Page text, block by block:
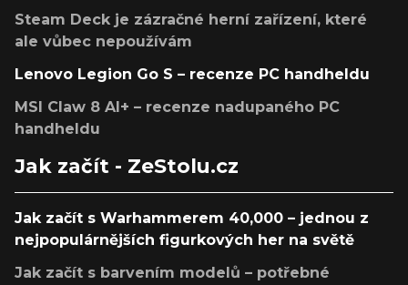
Steam Deck je zázračné herní zařízení, které
ale vůbec nepoužívám
Lenovo Legion Go S – recenze PC handheldu
MSI Claw 8 AI+ – recenze nadupaného PC
handheldu
Jak začít - ZeStolu.cz
Jak začít s Warhammerem 40,000 – jednou z
nejpopulárnějších figurkových her na světě
Jak začít s barvením modelů – potřebné